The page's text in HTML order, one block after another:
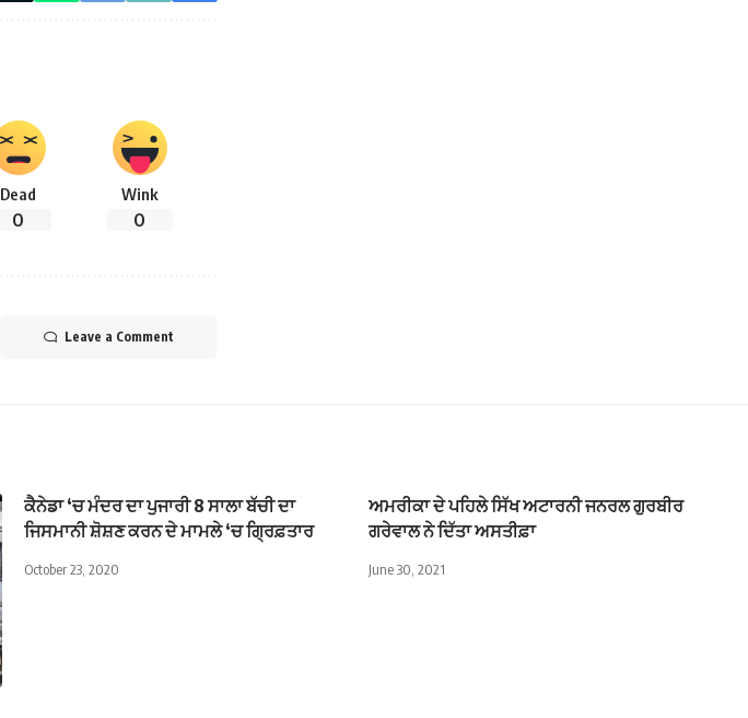
Dead
0
Wink
0
Leave a Comment
ਕੈਨੇਡਾ ‘ਚ ਮੰਦਰ ਦਾ ਪੁਜਾਰੀ 8 ਸਾਲਾ ਬੱਚੀ ਦਾ
ਜਿਸਮਾਨੀ ਸ਼ੋਸ਼ਣ ਕਰਨ ਦੇ ਮਾਮਲੇ ‘ਚ ਗ੍ਰਿਫ਼ਤਾਰ
October 23, 2020
ਅਮਰੀਕਾ ਦੇ ਪਹਿਲੇ ਸਿੱਖ ਅਟਾਰਨੀ ਜਨਰਲ ਗੁਰਬੀਰ
ਗਰੇਵਾਲ ਨੇ ਦਿੱਤਾ ਅਸਤੀਫ਼ਾ
June 30, 2021